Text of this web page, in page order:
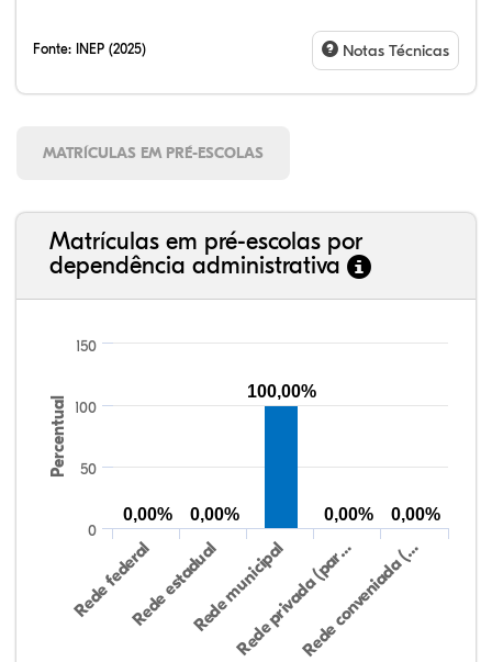
Fonte: INEP (2025) Notas Técnicas
MATRÍCULAS EM PRÉ-ESCOLAS
Matrículas em pré-escolas por
dependência administrativa
Percentual
Rede federalRede estadualRede municipal
Rede privada (par…Rede conveniada (…
0
50
100
150
0,00% 0,00%
100,00%
0,00% 0,00%